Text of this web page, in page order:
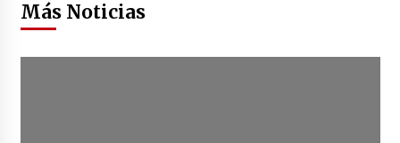
Más Noticias